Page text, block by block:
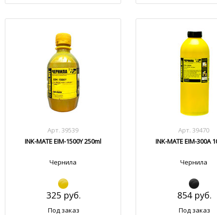
Арт. 39539
INK-MATE EIM-1500Y 250ml
Чернила
325 руб.
Под заказ
Арт. 39470
INK-MATE EIM-300A
Чернила
854 руб.
Под заказ